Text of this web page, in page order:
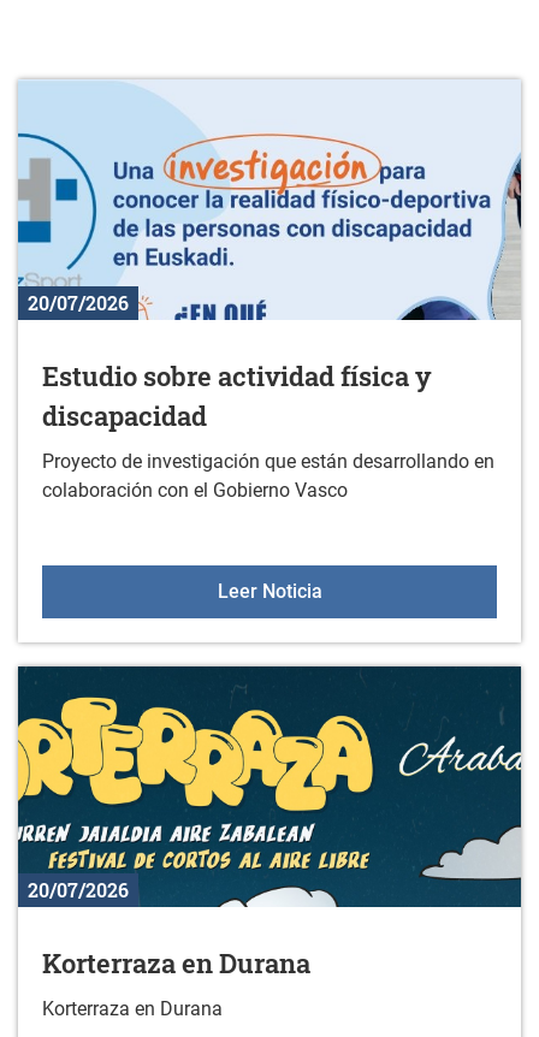
20/07/2026
Estudio sobre actividad física y
discapacidad
Proyecto de investigación que están desarrollando en
colaboración con el Gobierno Vasco
Leer NoticiaEstudio sobre actividad
20/07/2026
Korterraza en Durana
Korterraza en Durana